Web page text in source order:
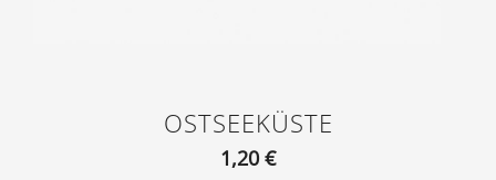
OSTSEEKÜSTE
1,20 €